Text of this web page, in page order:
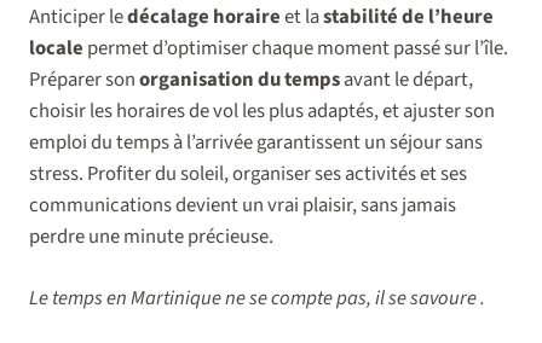
Anticiper ledécalage horaireet lastabilité de l’heure
locale permet d’optimiser chaque moment passé sur l’île.
Préparer sonorganisation du tempsavant le départ,
choisir les horaires de vol les plus adaptés, et ajuster son
emploi du temps à l’arrivée garantissent un séjour sans
stress. Profiter du soleil, organiser ses activités et ses
communications devient un vrai plaisir, sans jamais
perdre une minute précieuse.
Le temps en Martinique ne se compte pas, il se savoure .